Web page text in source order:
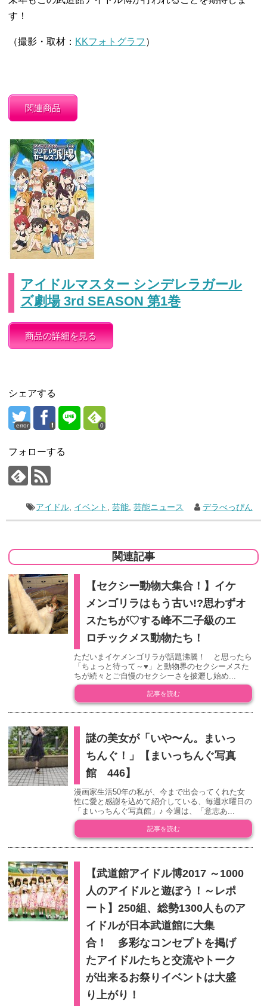
す！
（撮影・取材： KKフォトグラフ ）
関連商品
アイドルマスター シンデレラガール
ズ劇場 3rd SEASON 第1巻
商品の詳細を見る
シェアする
error 0
フォローする
アイドル イベント ,芸能 ,芸能ニュース デラべっぴん
関連記事
【セクシー動物大集合！】イケ
メンゴリラはもう古い!?思わずオ
スたちが♡する峰不二子級のエ
ロチックメス動物たち！
ただいまイケメンゴリラが話題沸騰！ と思ったら
「ちょっと待って～♥」と動物界のセクシーメスた
ちが続々とご自慢のセクシーさを披瀝し始め...
記事を読む
謎の美女が「いや〜ん。まいっ
ちんぐ！」【まいっちんぐ写真
館 446】
漫画家生活50年の私が、今まで出会ってくれた女
性に愛と感謝を込めて紹介している、毎週水曜日の
「まいっちんぐ写真館」♪ 今週は、「意志あ...
記事を読む
【武道館アイドル博2017 ～1000
人のアイドルと遊ぼう！～レポ
ート】250組、総勢1300人ものア
イドルが日本武道館に大集
合！ 多彩なコンセプトを掲げ
たアイドルたちと交流やトーク
が出来るお祭りイベントは大盛
り上がり！